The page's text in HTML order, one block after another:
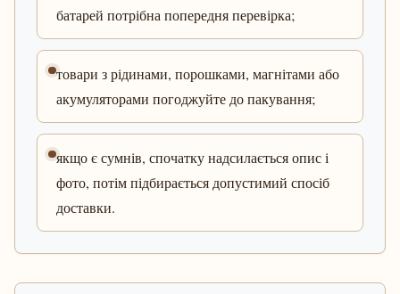
батарей потрібна попередня перевірка;
товари з рідинами, порошками, магнітами або
акумуляторами погоджуйте до пакування;
якщо є сумнів, спочатку надсилається опис і
фото, потім підбирається допустимий спосіб
доставки.